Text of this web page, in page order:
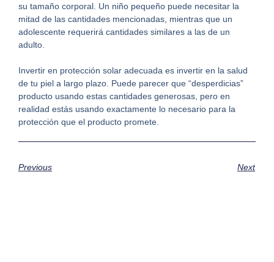
su tamaño corporal. Un niño pequeño puede necesitar la
mitad de las cantidades mencionadas, mientras que un
adolescente requerirá cantidades similares a las de un
adulto.
Invertir en protección solar adecuada es invertir en la salud
de tu piel a largo plazo. Puede parecer que “desperdicias”
producto usando estas cantidades generosas, pero en
realidad estás usando exactamente lo necesario para la
protección que el producto promete.
Previous Next